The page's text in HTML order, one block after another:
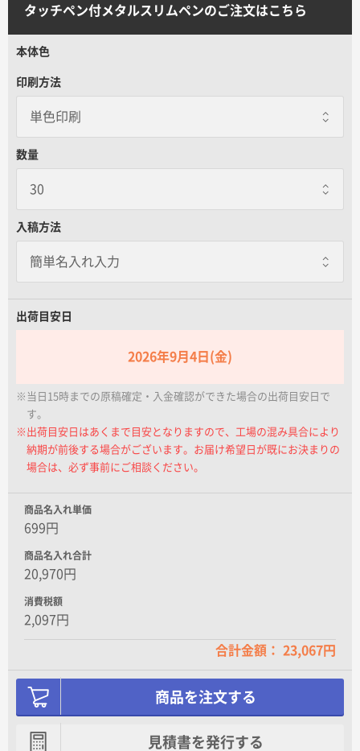
データ入稿ガイド
よくあるご質問
名入れグループサイト
タッチペン付メタルスリムペンのご注文はこちら
本体色
印刷方法
数量
入稿方法
出荷目安日
2026年9月4日(金)
※当日15時までの原稿確定・入金確認ができた場合の出荷目安日で
す。
※出荷目安日はあくまで目安となりますので、工場の混み具合により
納期が前後する場合がございます。お届け希望日が既にお決まりの
場合は、必ず事前にご相談ください。
商品名入れ単価
699円
商品名入れ合計
20,970円
消費税額
2,097円
合計金額： 23,067円
商品を注文する
見積書を発行する